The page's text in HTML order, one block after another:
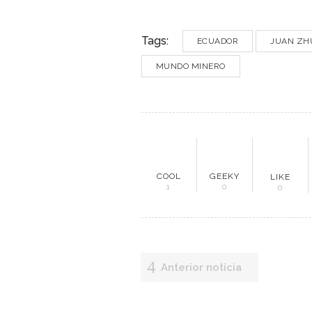
Tags: ECUADOR JUAN
MUNDO MINERO
COOL
1
GEEKY
0
LIKE
0
Anterior noticia